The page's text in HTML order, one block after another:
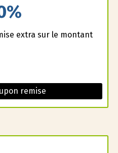
extra sur le montant
remise